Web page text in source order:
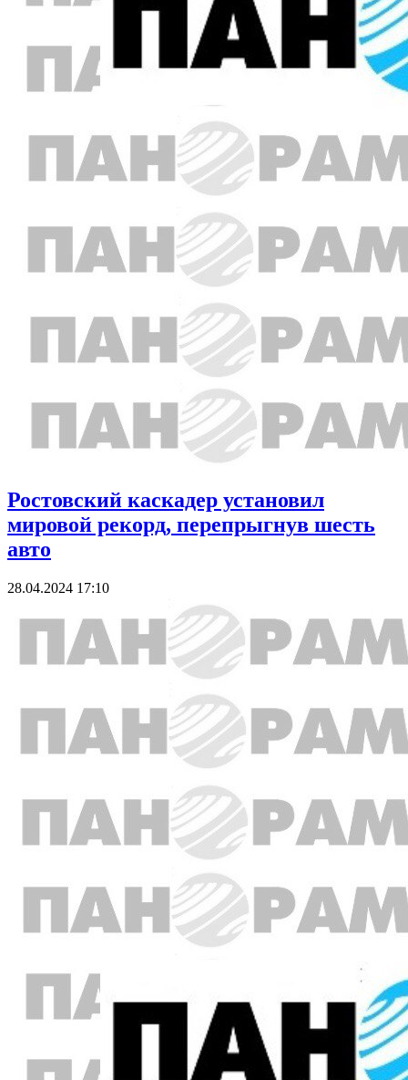
Ростовский каскадер установил
мировой рекорд, перепрыгнув шесть
авто
28.04.2024 17:10